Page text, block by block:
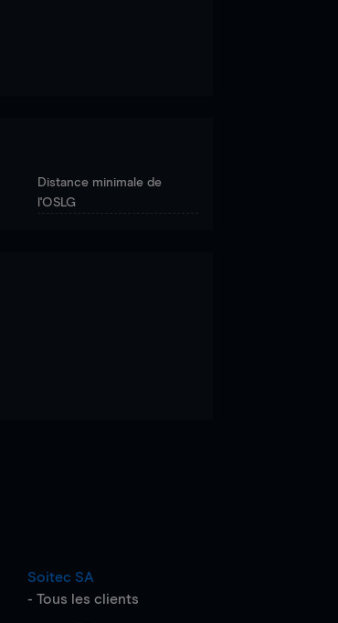
Distance minimale de
l'OSLG
Soitec SA
- Tous les clients